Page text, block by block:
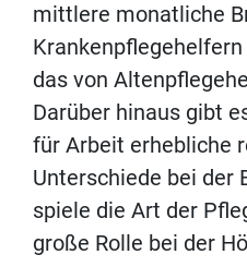
mittlere monatliche
das von
Darüber hinaus gibt
für Arbeit erhebliche
Unterschiede bei der
spiele die Art der
große Rolle bei der